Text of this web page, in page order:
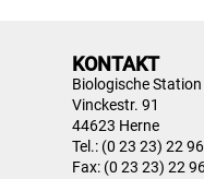
KONTAKT
Biologische
Vinckestr. 91
44623 Herne
Tel.: (0 23 23) 22
Fax: (0 23 23) 22